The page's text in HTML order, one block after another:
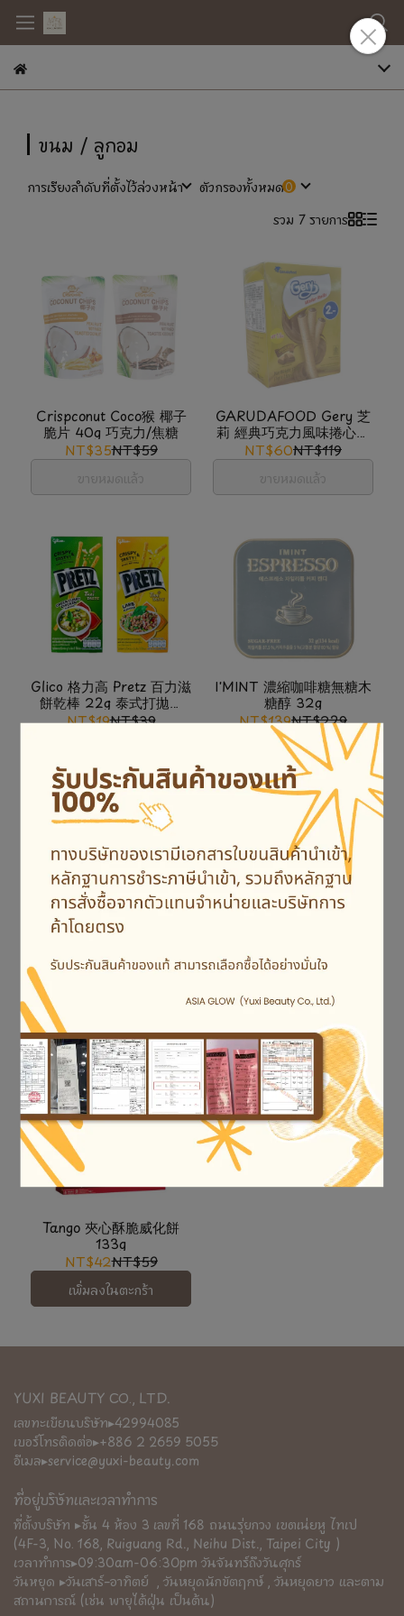
ขนม / ลูกอม
การเรียงลำดับที่ตั้งไว้ล่วงหน้า
ตัวกรองทั้งหมด
รวม 7 รายการ
Crispconut Coco猴 椰子
脆片 40g 巧克力/焦糖
NT$35NT$59
ขายหมดแล้ว
GARUDAFOOD Gery 芝
莉 經典巧克力風味捲心酥
175g 25g*7入/包
NT$60NT$119
ขายหมดแล้ว
Glico 格力高 Pretz 百力滋
餅乾棒 22g 泰式打拋豬
肉/綠咖哩雞肉
NT$19NT$39
I'MINT 濃縮咖啡糖無糖木
糖醇 32g
NT$139NT$229
ขายหมดแล้ว
ลูกอม NE:AR คอลลาเจน/
ลูกอม V-care สับปะรด
Roma Coconut Biscuit 椰
子酥餅 300g
NT$79
Tango 夾心酥脆威化餅
133g
NT$42NT$59
เพิ่มลงในตะกร้า
YUXI BEAUTY CO., LTD.
เลขทะเบียนบริษัท▸42994085
เบอร์โทรติดต่อ▸+886 2 2659 5055
อีเมล▸service@yuxi-beauty.com
ที่อยู่บริษัทและเวลาทำการ
ที่ตั้งบริษัท ▸ชั้น 4 ห้อง 3 เลขที่ 168 ถนนรุ่ยกวง เขตเน่ยหู ไทเป
(4F-3, No. 168, Ruiguang Rd., Neihu Dist., Taipei City )
เวลาทำการ▸09:30am-06:30pm วันจันทร์ถึงวันศุกร์
วันหยุด ▸วันเสาร์–อาทิตย์  , วันหยุดนักขัตฤกษ์ , วันหยุดยาว และตาม
สถานการณ์ (เช่น พายุไต้ฝุ่น เป็นต้น)